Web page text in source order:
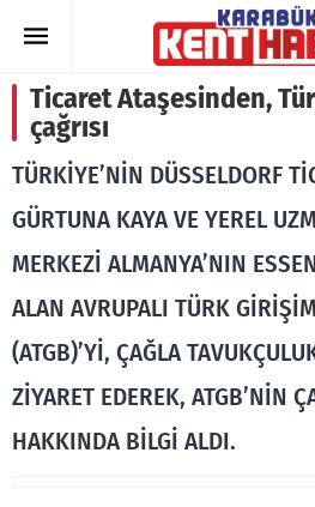
Ticaret Ataşesinden,
çağrısı
TÜRKİYE’NİN DÜSSELDORF
GÜRTUNA KAYA VE YEREL
MERKEZİ ALMANYA’NIN
ALAN AVRUPALI TÜRK
(ATGB)’Yİ, ÇAĞLA
ZİYARET EDEREK, ATGB’NİN
HAKKINDA BİLGİ ALDI.